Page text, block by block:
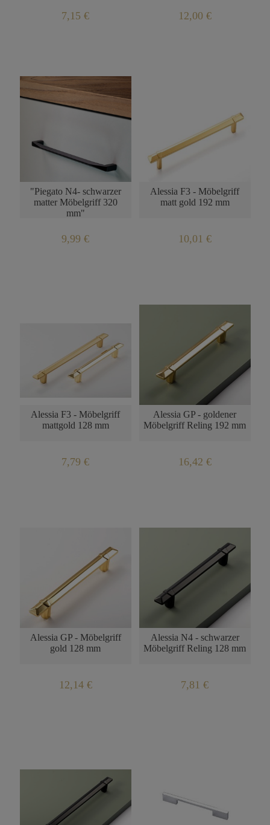
7,15 € 12,00 €
"Piegato N4- schwarzer
matter Möbelgriff 320
mm"
9,99 €
BENACHRICHTIGUNG
ÜBER DIE
PRODUKTVERFÜGBARKEIT
Alessia F3 - Möbelgriff
matt gold 192 mm
10,01 €
Alessia F3 - Möbelgriff
mattgold 128 mm
7,79 €
Alessia GP - goldener
Möbelgriff Reling 192 mm
16,42 €
Alessia GP - Möbelgriff
gold 128 mm
12,14 €
Alessia N4 - schwarzer
Möbelgriff Reling 128 mm
7,81 €
BENACHRICHTIGUNG
ÜBER DIE